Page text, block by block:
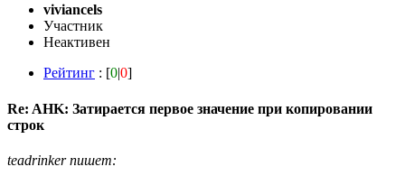
viviancels
Участник
Неактивен
Рейтинг : [0|0]
Re: AHK: Затирается первое значение при копировании
строк
teadrinker пишет: